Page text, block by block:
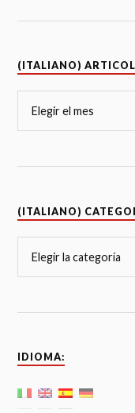
(ITALIANO) ARTICOLI
(ITALIANO)
IDIOMA: